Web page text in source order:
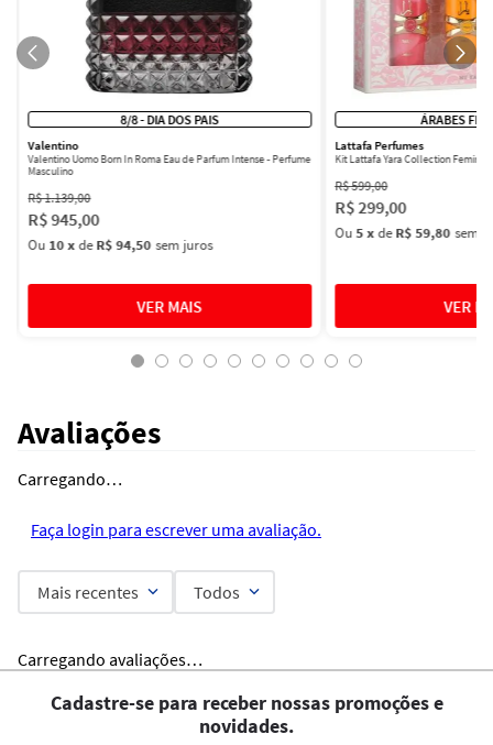
8/8 - DIA DOS PAIS
Valentino
Valentino Uomo Born In Roma Eau de Parfum Intense - Perfume
Masculino
R$1.139,00
R$945,00
Ou 10xdeR$ 94,50 sem juros
ÁRABES
Lattafa Perfumes
Kit Lattafa Yara Collection
R$599,00
R$299,00
Ou5xdeR$ 59,80 sem
Avaliações
Carregando…
Faça login para escrever uma avaliação.
Mais recentes Todos
Carregando avaliações…
Cadastre-se para receber nossas promoções e
novidades.